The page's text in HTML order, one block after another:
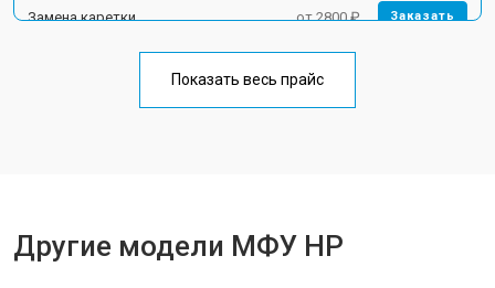
Замена каретки от 2800 ₽ Заказать
от 3500 ₽
Показать весь прайс
Другие модели МФУ HP